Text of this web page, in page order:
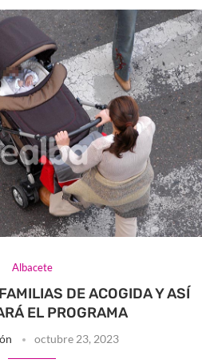
Albacete
DE ACOGIDA Y ASÍ
EL PROGRAMA
octubre 23, 2023